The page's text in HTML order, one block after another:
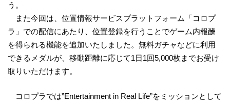
う。
また今回は、位置情報サービスプラットフォーム「コロプ
ラ」での配信にあたり、位置登録を行うことでゲーム内報酬
を得られる機能を追加いたしました。無料ガチャなどに利用
できるメダルが、移動距離に応じて1日1回5,000枚までお受け
取りいただけます。
コロプラでは”Entertainment in Real Life”をミッションとして